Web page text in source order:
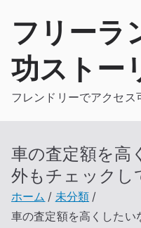
フリーラ
功ストー
フレンドリーでアクセス
車の査定額を高
外もチェックし
ホーム
未分類
車の査定額を高くしたい